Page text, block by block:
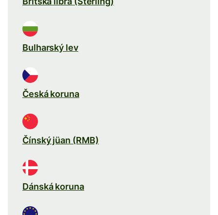
Bulharský lev
Česká koruna
Čínský jüan (RMB)
Dánská koruna